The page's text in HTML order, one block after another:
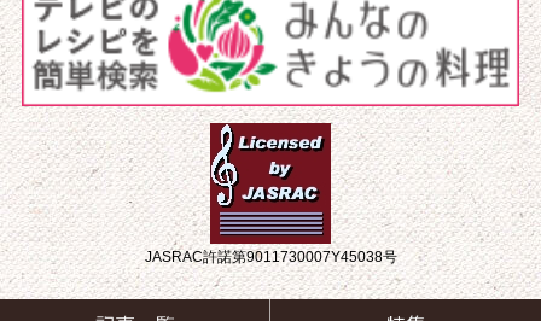
JASRAC許諾第9011730007Y45038号